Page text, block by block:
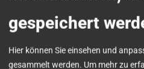
SPAX International
Bearbeitung von
gespeichert
Hier können Sie einsehen und
gesammelt werden. Um mehr zu